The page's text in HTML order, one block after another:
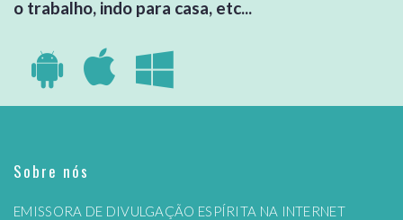
o trabalho, indo para casa, etc...
Sobre nós
EMISSORA DE DIVULGAÇÃO ESPÍRITA NA INTERNET